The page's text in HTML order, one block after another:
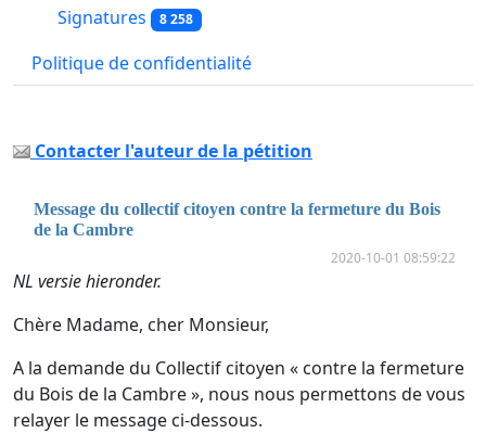
Signatures 8 258
Politique de confidentialité
Contacter l'auteur de la pétition
Message du collectif citoyen contre la fermeture du Bois
de la Cambre
2020-10-01 08:59:22
NL versie hieronder.
Chère Madame, cher Monsieur,
A la demande du Collectif citoyen « contre la fermeture
du Bois de la Cambre », nous nous permettons de vous
relayer le message ci-dessous.